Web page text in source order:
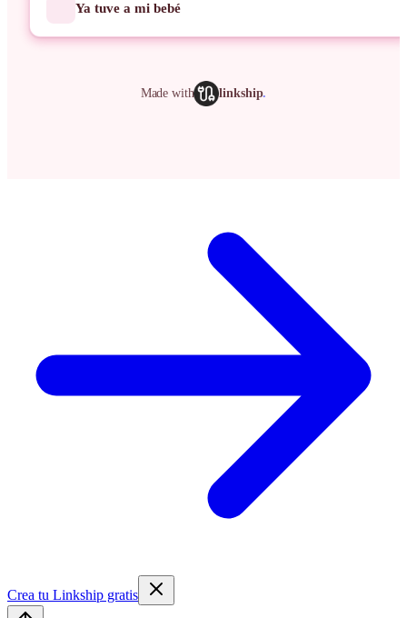
Ya tuve a mi bebé
Made with linkship.
Crea tu Linkship gratis